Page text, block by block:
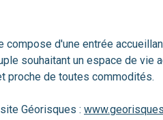
d'une entrée
souhaitant un espace de vie
proche de toutes commodités.
Géorisques :